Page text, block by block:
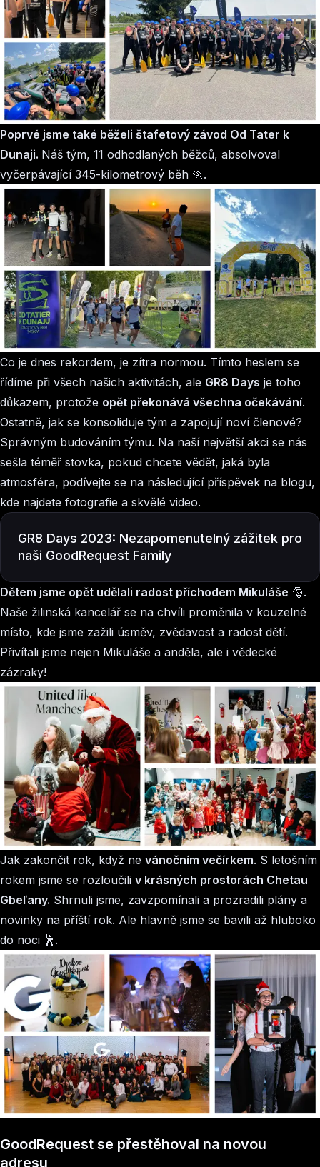
Poprvé jsme také běželi štafetový závod Od Tater k
Dunaji. Náš tým, 11 odhodlaných běžců, absolvoval
vyčerpávající 345-kilometrový běh 🏃.
Co je dnes rekordem, je zítra normou. Tímto heslem se
řídíme při všech našich aktivitách, ale GR8 Days je toho
důkazem, protože opět překonává všechna očekávání.
Ostatně, jak se konsoliduje tým a zapojují noví členové?
Správným budováním týmu. Na naší největší akci se nás
sešla téměř stovka, pokud chcete vědět, jaká byla
atmosféra, podívejte se na následující příspěvek na blogu,
kde najdete fotografie a skvělé video.
GR8 Days 2023: Nezapomenutelný zážitek pro
naši GoodRequest Family
Dětem jsme opět udělali radost příchodem Mikuláše 🎅.
Naše žilinská kancelář se na chvíli proměnila v kouzelné
místo, kde jsme zažili úsměv, zvědavost a radost dětí.
Přivítali jsme nejen Mikuláše a anděla, ale i vědecké
zázraky!
Jak zakončit rok, když ne vánočním večírkem. S letošním
rokem jsme se rozloučili v krásných prostorách Chetau
Gbeľany. Shrnuli jsme, zavzpomínali a prozradili plány a
novinky na příští rok. Ale hlavně jsme se bavili až hluboko
do noci 🕺.
GoodRequest se přestěhoval na novou
adresu